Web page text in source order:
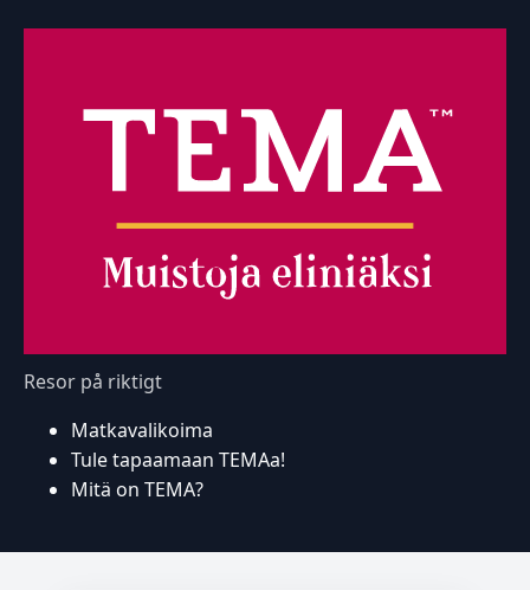
Resor på riktigt
Matkavalikoima
Tule tapaamaan TEMAa!
Mitä on TEMA?